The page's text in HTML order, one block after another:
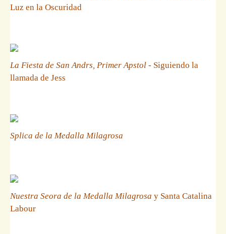
Luz en la Oscuridad
La Fiesta de San Andrs, Primer Apstol - Siguiendo la
llamada de Jess
Splica de la Medalla Milagrosa
Nuestra Seora de la Medalla Milagrosa y Santa Catalina
Labour